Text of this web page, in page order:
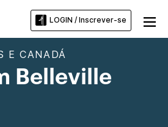
LOGIN / Inscrever-se
E CANADÁ
Belleville